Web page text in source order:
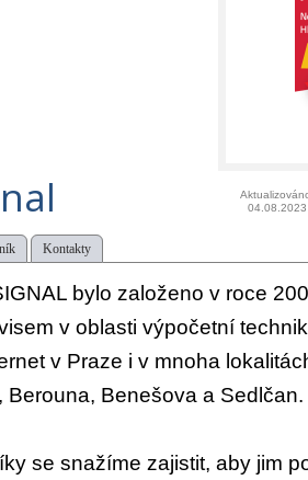
04.08.2023
Kontakty
bylo založeno v roce
v oblasti výpočetní
v Praze i v mnoha
Berouna, Benešova a Sedlčan.
se snažíme zajistit, aby jim